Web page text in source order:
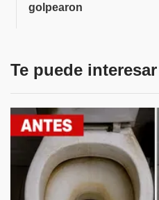
golpearon
Te puede interesar